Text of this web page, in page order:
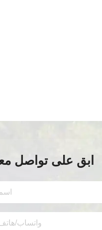
ابق على تواصل